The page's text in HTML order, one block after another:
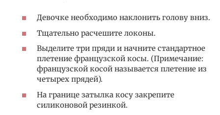
Девочке необходимо наклонить голову вниз.
Тщательно расчешите локоны.
Выделите три пряди и начните стандартное
плетение французской косы. (Примечание:
французской косой называется плетение из
четырех прядей).
На границе затылка косу закрепите
силиконовой резинкой.